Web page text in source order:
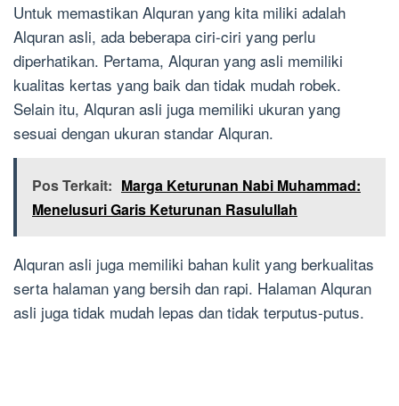
Untuk memastikan Alquran yang kita miliki adalah
Alquran asli, ada beberapa ciri-ciri yang perlu
diperhatikan. Pertama, Alquran yang asli memiliki
kualitas kertas yang baik dan tidak mudah robek.
Selain itu, Alquran asli juga memiliki ukuran yang
sesuai dengan ukuran standar Alquran.
Pos Terkait: Marga Keturunan Nabi Muhammad:
Menelusuri Garis Keturunan Rasulullah
Alquran asli juga memiliki bahan kulit yang berkualitas
serta halaman yang bersih dan rapi. Halaman Alquran
asli juga tidak mudah lepas dan tidak terputus-putus.